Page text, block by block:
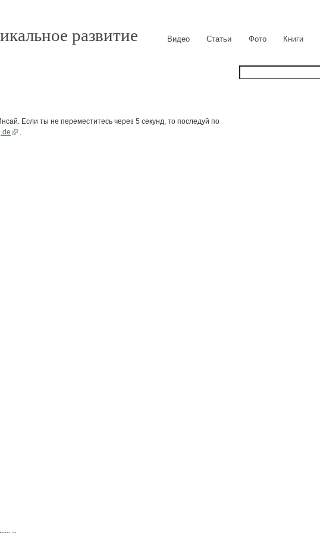
развитие Видео Статьи Фото Книги
Если ты не переместитесь через 5 секунд, то последуй по